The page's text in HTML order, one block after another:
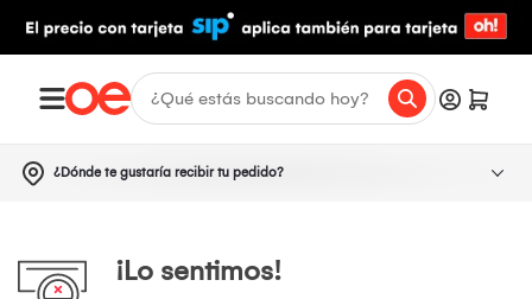
¿Dónde te gustaría recibir tu pedido?
¡Lo sentimos!